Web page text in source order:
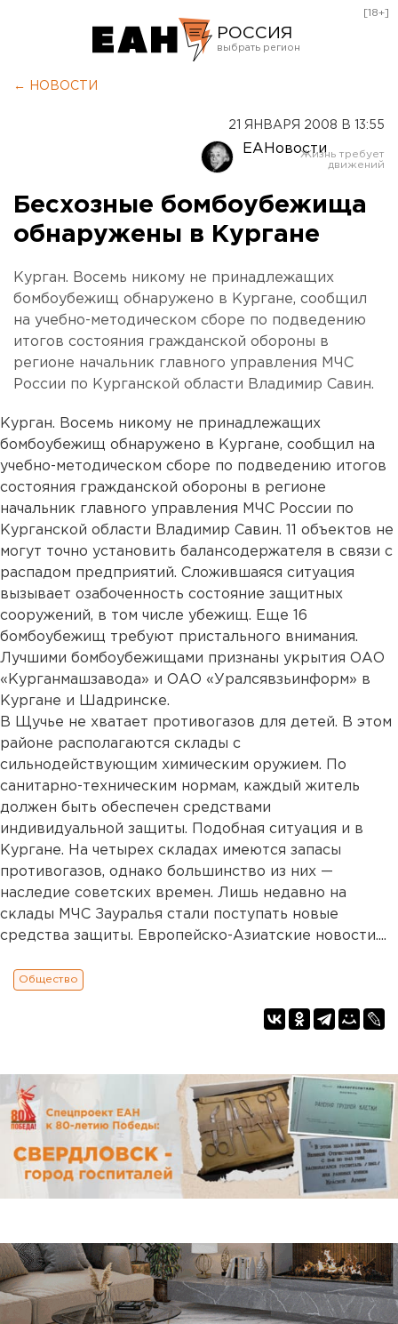
РОССИЯ
Оренбург
[18+]
← НОВОСТИ
21 ЯНВАРЯ 2008 В 13:55
ЕАНовости
Бесхозные бомбоубежища
обнаружены в Кургане
Курган. Восемь никому не принадлежащих
бомбоубежищ обнаружено в Кургане, сообщил
на учебно-методическом сборе по подведению
итогов состояния гражданской обороны в
регионе начальник главного управления МЧС
России по Курганской области Владимир Савин.
Курган. Восемь никому не принадлежащих
бомбоубежищ обнаружено в Кургане, сообщил на
учебно-методическом сборе по подведению итогов
состояния гражданской обороны в регионе
начальник главного управления МЧС России по
Курганской области Владимир Савин. 11 объектов не
могут точно установить балансодержателя в связи с
распадом предприятий. Сложившаяся ситуация
вызывает озабоченность состояние защитных
сооружений, в том числе убежищ. Еще 16
бомбоубежищ требуют пристального внимания.
Лучшими бомбоубежищами признаны укрытия ОАО
«Курганмашзавода» и ОАО «Уралсявзьинформ» в
Кургане и Шадринске.
В Щучье не хватает противогазов для детей. В этом
районе располагаются склады с
сильнодействующим химическим оружием. По
санитарно-техническим нормам, каждый житель
должен быть обеспечен средствами
индивидуальной защиты. Подобная ситуация и в
Кургане. На четырех складах имеются запасы
противогазов, однако большинство из них —
наследие советских времен. Лишь недавно на
склады МЧС Зауралья стали поступать новые
средства защиты. Европейско-Азиатские новости....
Общество